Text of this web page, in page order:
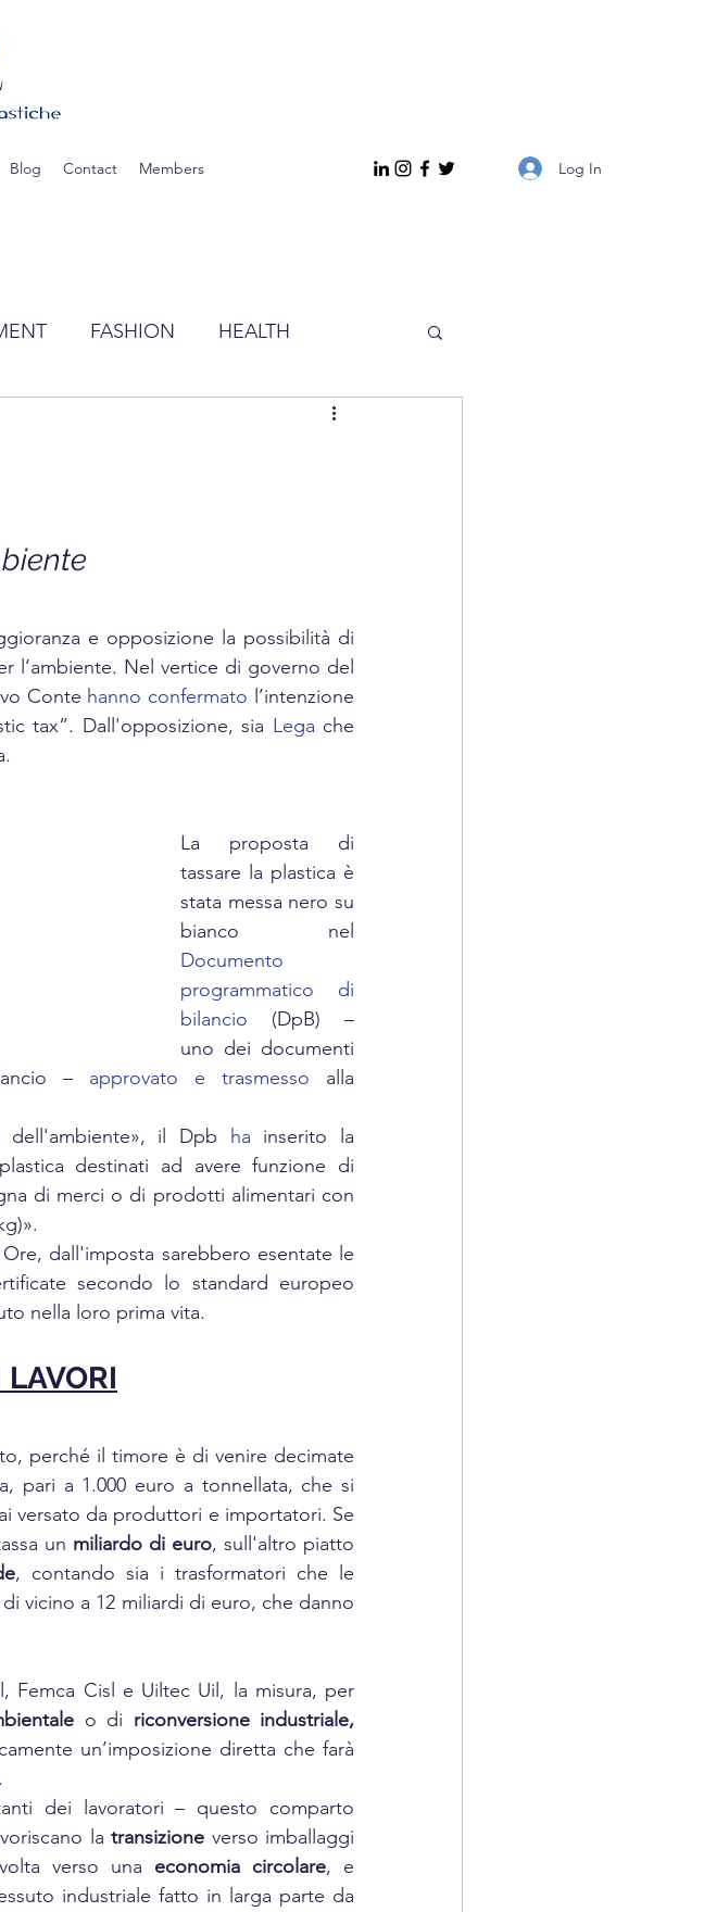
Blog Contact Members Log In
FASHION HEALTH
e opposizione la possibilità di
l’ambiente. Nel vertice di governo del
Conte hanno confermato l’intenzione
tax”. Dall'opposizione, sia Lega
La proposta di
tassare la plastica è
stata messa nero su
Documento
programmatico di
bilancio (DpB) –
uno dei documenti
– approvato e trasmesso alla
dell'ambiente», il Dpb
ha inserito la
destinati ad avere funzione di
di merci o di prodotti alimentari con
dall'imposta sarebbero esentate le
secondo lo standard europeo
nella loro prima vita.
perché il timore è di venire decimate
pari a 1.000 euro a tonnellata, che si
versato da produttori e importatori. Se
un miliardo di euro, sull'altro piatto
, contando sia i trasformatori che le
vicino a 12 miliardi di euro, che danno
Femca Cisl e Uiltec Uil, la misura, per
o di riconversione industriale,
un’imposizione diretta che farà
dei lavoratori – questo comparto
la transizione verso imballaggi
verso una economia circolare, e
industriale fatto in larga parte da